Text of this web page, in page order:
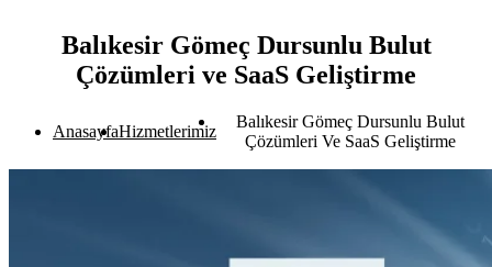
Balıkesir Gömeç Dursunlu Bulut
Çözümleri ve SaaS Geliştirme
AnasayfaHizmetlerimiz
Balıkesir Gömeç Dursunlu Bulut
Çözümleri Ve SaaS Geliştirme